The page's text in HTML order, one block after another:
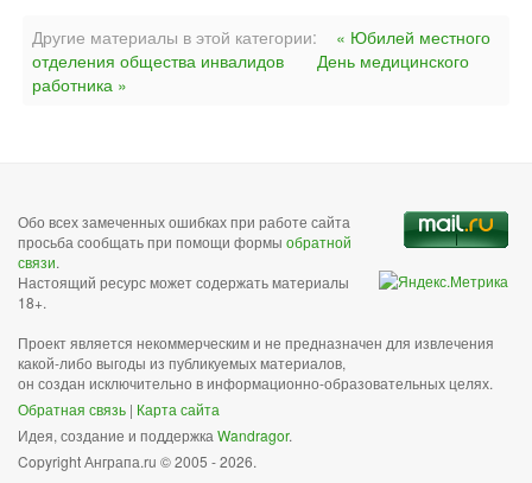
Другие материалы в этой категории:
« Юбилей местного
отделения общества инвалидов
День медицинского
работника »
Обо всех замеченных ошибках при работе сайта
просьба сообщать при помощи формы обратной
связи.
Настоящий ресурс может содержать материалы
18+.
Проект является некоммерческим и не предназначен для извлечения
какой-либо выгоды из публикуемых материалов,
он создан исключительно в информационно-образовательных целях.
Обратная связь | Карта сайта
Идея, создание и поддержка Wandragor.
Copyright Анграпа.ru © 2005 - 2026.